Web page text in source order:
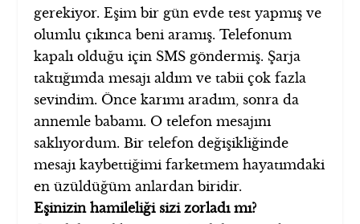
gerekiyor. Eşim bir gün evde test yapmış ve
olumlu çıkınca beni aramış. Telefonum
kapalı olduğu için SMS göndermiş. Şarja
taktığımda mesajı aldım ve tabii çok fazla
sevindim. Önce karımı aradım, sonra da
annemle babamı. O telefon mesajını
saklıyordum. Bir telefon değişikliğinde
mesajı kaybettiğimi farketmem hayatımdaki
en üzüldüğüm anlardan biridir.
Eşinizin hamileliği sizi zorladı mı?